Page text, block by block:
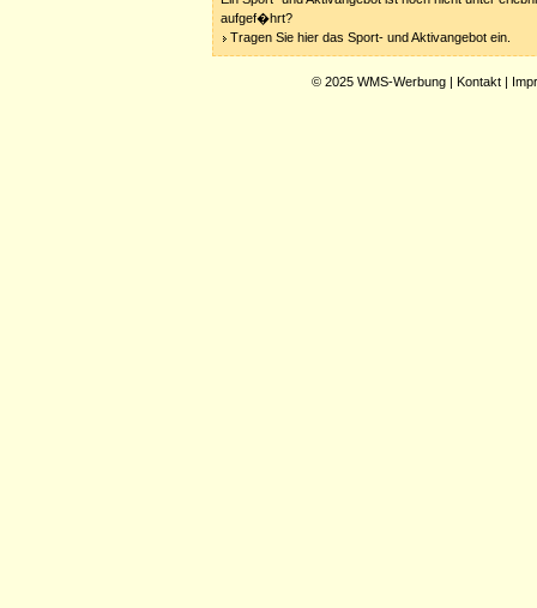
aufgef�hrt?
Tragen Sie hier das Sport- und Aktivangebot ein.
© 2025 WMS-Werbung | Kontakt |